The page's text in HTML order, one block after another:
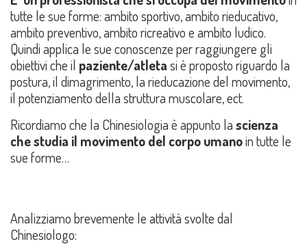
tutte le sue forme: ambito sportivo, ambito rieducativo,
ambito preventivo, ambito ricreativo e ambito ludico.
Quindi applica le sue conoscenze per raggiungere gli
obiettivi che il paziente/atletasi è proposto riguardo la
postura, il dimagrimento, la rieducazione del movimento,
il potenziamento della struttura muscolare, ect.
Ricordiamo che la Chinesiologia è appunto lascienza
che studia il movimento del corpo umanoin tutte le
sue forme…
Analizziamo brevemente le attività svolte dal
Chinesiologo: